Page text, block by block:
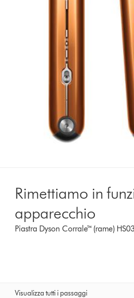
Rimettiamo in
apparecchio
Piastra Dyson Corrale™ (rame)
Visualizza tutti i passaggi